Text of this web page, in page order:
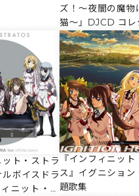
ズ！～夜闇の魔物
猫～」DJCD コレ
ol.3【通常盤】
ト・ストラ
ルボイスドラ
ニット・ラ
『インフィニッ
ス』イグニション
題歌集